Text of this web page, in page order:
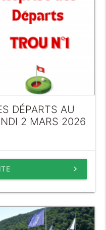
DÉPARTS AU
2 MARS 2026
keyboard_arrow_right